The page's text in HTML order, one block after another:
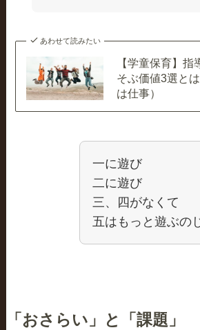
あわせて読みたい
【学童保育】
そぶ価値3選と
は仕事）
一に遊び
二に遊び
三、四がなくて
五はもっと遊ぶの
「おさらい」と「課題」